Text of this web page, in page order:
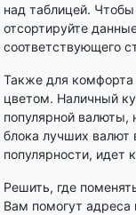
над таблицей.
отсортируйте
соответствующего
Также для
цветом. Наличный
популярной валюты,
блока лучших валют
популярности, идет
Решить, где
Вам помогут